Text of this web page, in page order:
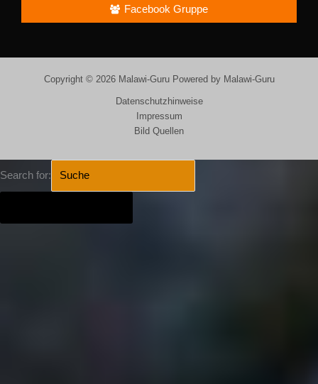
Facebook Gruppe
Copyright © 2026 Malawi-Guru Powered by Malawi-Guru
Datenschutzhinweise
Impressum
Bild Quellen
Search for: